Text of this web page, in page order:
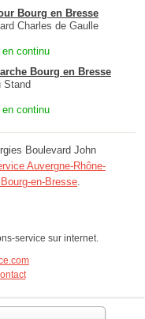
Bourg en Bresse
Charles de Gaulle
continu
Bourg en Bresse
Stand
continu
Boulevard John
Auvergne-Rhône-
en-Bresse.
service sur internet.